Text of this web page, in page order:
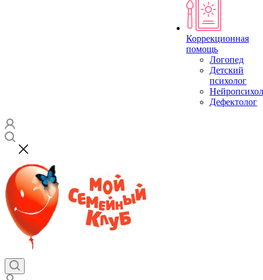
Коррекционная
помощь
Логопед
Детский
психолог
Дефектолог